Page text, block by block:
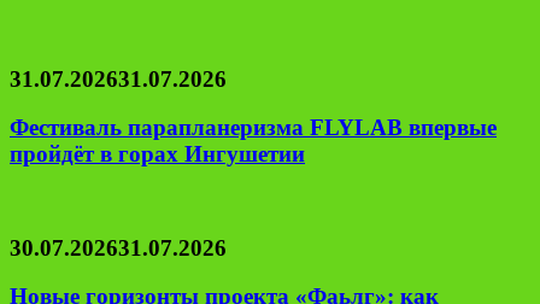
31.07.202631.07.2026
Фестиваль парапланеризма FLYLAB впервые
пройдёт в горах Ингушетии
30.07.202631.07.2026
Новые горизонты проекта «Фаьлг»: как